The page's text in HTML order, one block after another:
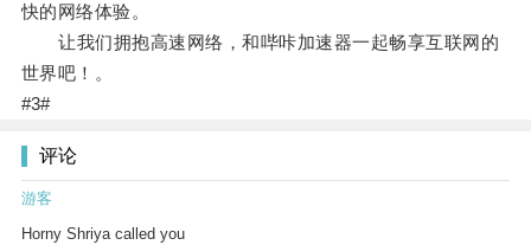
快的网络体验。
让我们拥抱高速网络，和哔咔加速器一起畅享互联网的
世界吧！。
#3#
评论
游客
Horny Shriya called you